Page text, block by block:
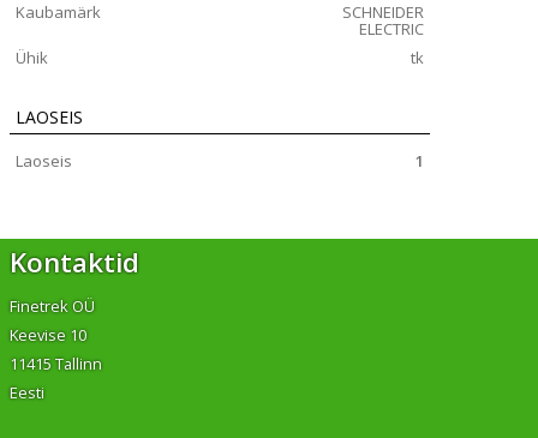
Kaubamärk SCHNEIDER
ELECTRIC
Ühik
tk
LAOSEIS
Laoseis 1
Kontaktid
Finetrek OÜ
Keevise 10
11415 Tallinn
Eesti